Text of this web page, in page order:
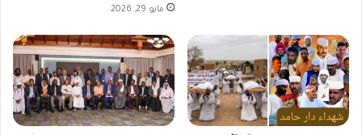
مايو 29, 2026